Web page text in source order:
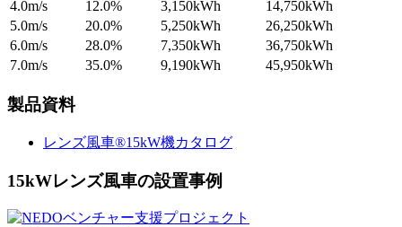
4.0m/s
12.0% 3,150kWh
14,750kWh
5.0m/s
20.0% 5,250kWh
26,250kWh
6.0m/s
28.0% 7,350kWh
36,750kWh
7.0m/s
35.0% 9,190kWh 45,950kWh
製品資料
レンズ風車®15kW機カタログ
15kWレンズ風車の設置事例